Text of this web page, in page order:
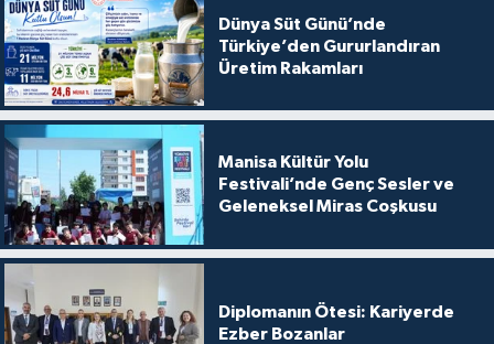
Dünya Süt Günü’nde
Türkiye’den Gururlandıran
Üretim Rakamları
Manisa Kültür Yolu
Festivali’nde Genç Sesler ve
Geleneksel Miras Coşkusu
Diplomanın Ötesi: Kariyerde
Ezber Bozanlar